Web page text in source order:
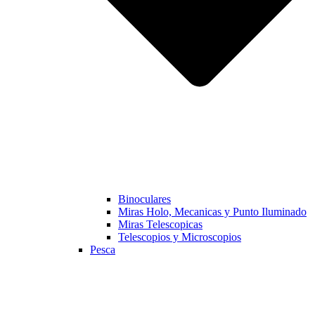
Binoculares
Miras Holo, Mecanicas y Punto Iluminado
Miras Telescopicas
Telescopios y Microscopios
Pesca